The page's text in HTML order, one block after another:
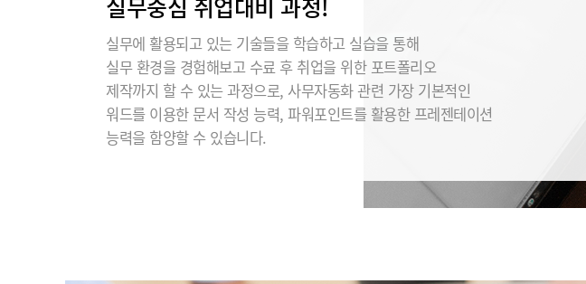
실무중심 취업대비 과정!
실무에 활용되고 있는 기술들을 학습하고 실습을 통해
실무 환경을 경험해보고 수료 후 취업을 위한 포트폴리오
제작까지 할 수 있는 과정으로, 사무자동화 관련 가장 기본적인
워드를 이용한 문서 작성 능력, 파워포인트를 활용한 프레젠테이션
능력을 함양할 수 있습니다.